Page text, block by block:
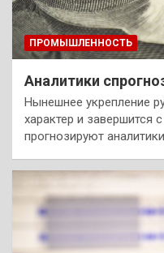
ПРОМЫШЛЕННОСТЬ
Аналитики
Нынешнее укрепление
характер и завершится
прогнозируют